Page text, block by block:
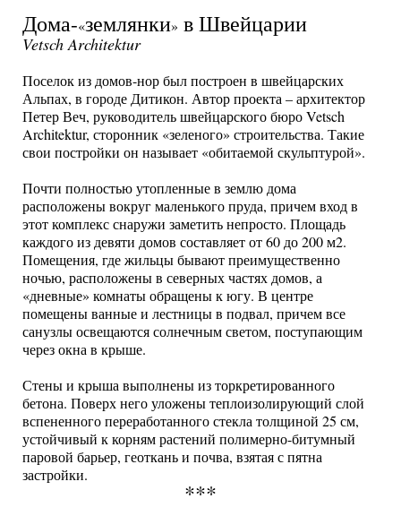
Дома-«землянки» в Швейцарии
Vetsch Architektur
Поселок из домов-нор был построен в швейцарских
Альпах, в городе Дитикон. Автор проекта – архитектор
Петер Веч, руководитель швейцарского бюро Vetsch
Architektur, сторонник «зеленого» строительства. Такие
свои постройки он называет «обитаемой скульптурой».
Почти полностью утопленные в землю дома
расположены вокруг маленького пруда, причем вход в
этот комплекс снаружи заметить непросто. Площадь
каждого из девяти домов составляет от 60 до 200 м2.
Помещения, где жильцы бывают преимущественно
ночью, расположены в северных частях домов, а
«дневные» комнаты обращены к югу. В центре
помещены ванные и лестницы в подвал, причем все
санузлы освещаются солнечным светом, поступающим
через окна в крыше.
Стены и крыша выполнены из торкретированного
бетона. Поверх него уложены теплоизолирующий слой
вспененного переработанного стекла толщиной 25 см,
устойчивый к корням растений полимерно-битумный
паровой барьер, геоткань и почва, взятая с пятна
застройки.
***